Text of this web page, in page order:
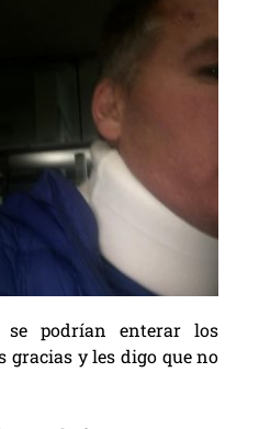
podrían enterar los
gracias y les digo que no